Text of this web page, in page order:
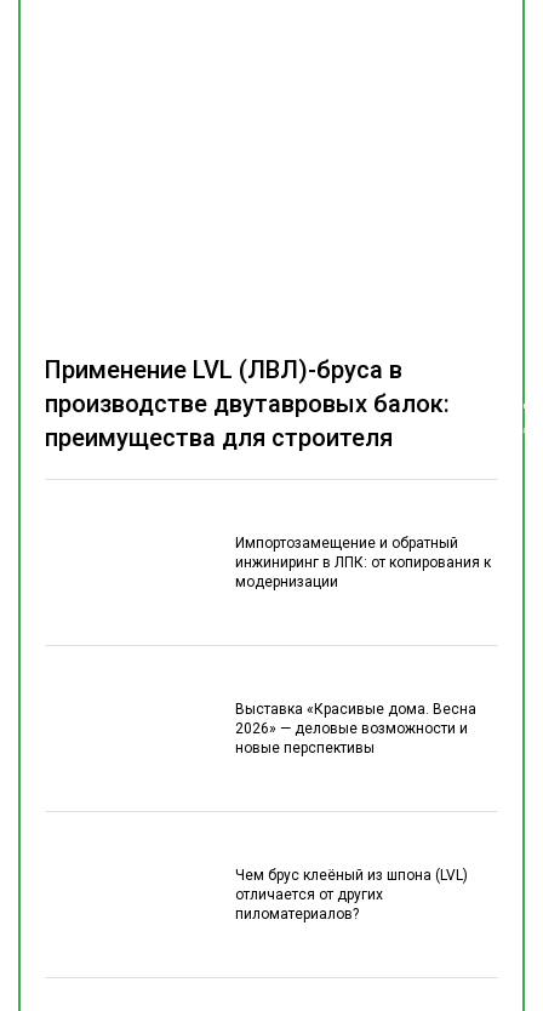
Импортозамещение и обратный
инжиниринг в ЛПК: от копирования к
модернизации
Выставка «Красивые дома. Весна
2026» — деловые возможности и
новые перспективы
Чем брус клеёный из шпона (LVL)
отличается от других
пиломатериалов?
Применение LVL (ЛВЛ)-бруса в
производстве двутавровых балок:
преимущества для строителя
Подпишитесь
телеграм-канал